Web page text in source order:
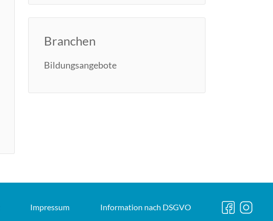
Branchen
Bildungsangebote
Impressum Information nach DSGVO